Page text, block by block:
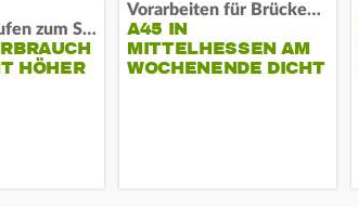
Kommunen rufen zum Sparen auf
HÖHER
Vorarbeiten für Brücken-Neubau
A45 IN
MITTELHESSEN AM
WOCHENENDE DICHT